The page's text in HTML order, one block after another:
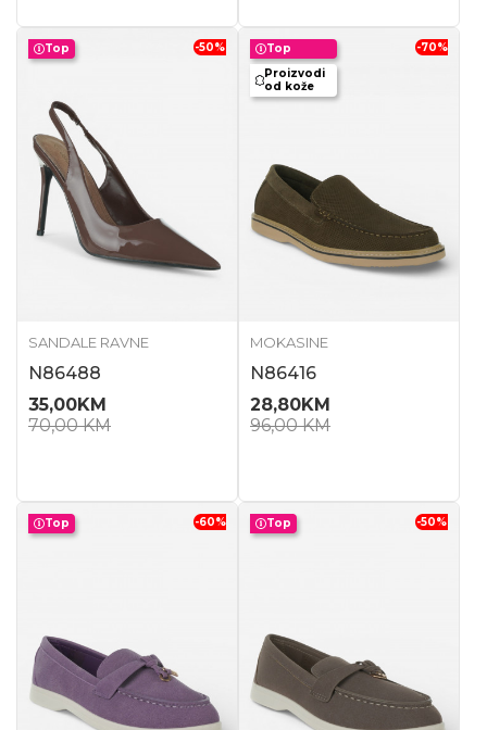
Top -50%
SANDALE RAVNE
N86488
35,00KM
70,00KM
Top
Proizvodi
od kože
-70%
MOKASINE
N86416
28,80KM
96,00KM
Top -60% Top -50%